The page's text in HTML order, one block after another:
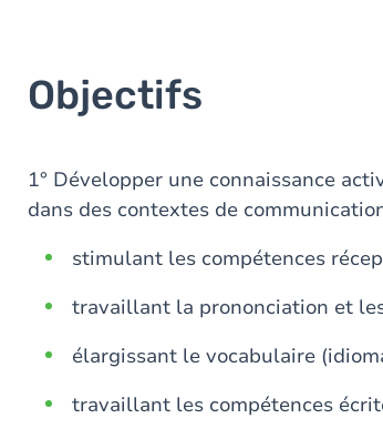
Objectifs
1° Développer une connaissance
dans des contextes de
stimulant les compétences
travaillant la prononciation et
élargissant le vocabulaire
travaillant les compétences